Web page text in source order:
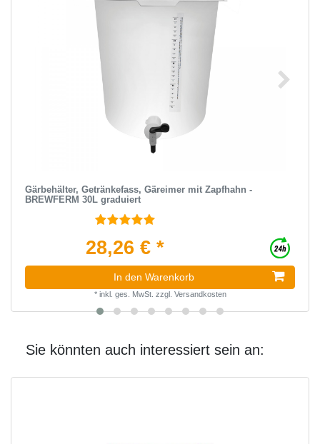
Gärbehälter, Getränkefass, Gäreimer mit Zapfhahn -
BREWFERM 30L graduiert
28,26 € *
In den Warenkorb
* inkl. ges. MwSt. zzgl. Versandkosten
Sie könnten auch interessiert sein an: